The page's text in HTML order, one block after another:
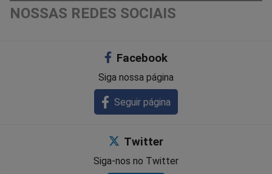
NOSSAS REDES SOCIAIS
Facebook
Siga nossa página
Seguir página
Twitter
Siga-nos no Twitter